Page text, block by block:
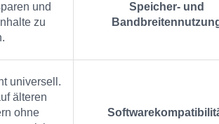
und
zu
Speicher- und
universell.
älteren
ohne